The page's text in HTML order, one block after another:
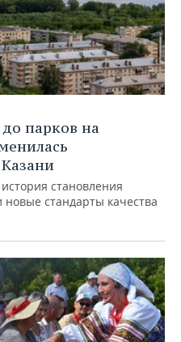
парков на
становления
новые стандарты качества